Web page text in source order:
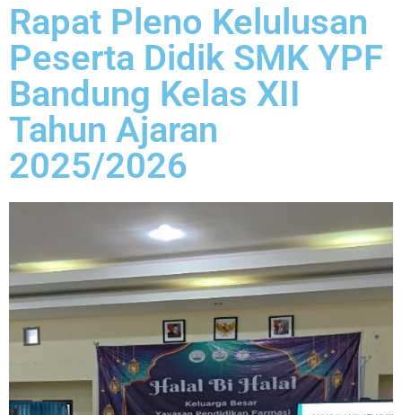
Rapat Pleno Kelulusan
Peserta Didik SMK YPF
Bandung Kelas XII
Tahun Ajaran
2025/2026